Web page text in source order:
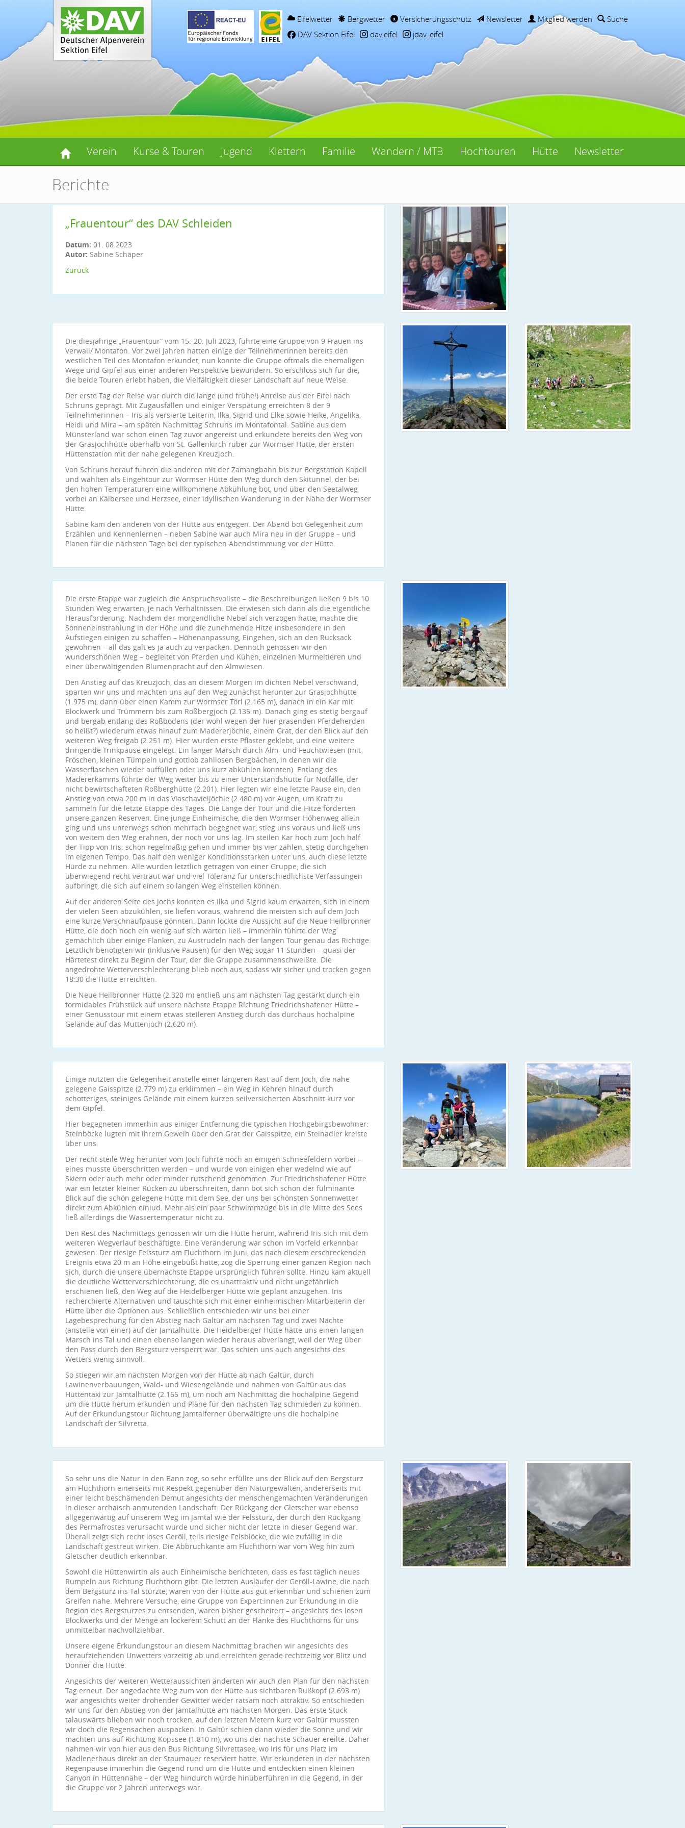
Eifelwetter Bergwetter Versicherungsschutz Newsletter Mitglied werden
Suche
DAV Sektion Eifel
dav.eifel jdav_eifel
Verein Kurse & Touren Jugend Klettern Familie Wandern / MTB Hochtouren Hütte Newsletter
Berichte
„Frauentour“ des DAV Schleiden
Datum: 01. 08 2023
Autor: Sabine Schäper
Zurück
Die diesjährige „Frauentour“ vom 15.-20. Juli 2023, führte eine Gruppe von 9 Frauen ins
Verwall/ Montafon. Vor zwei Jahren hatten einige der Teilnehmerinnen bereits den
westlichen Teil des Montafon erkundet, nun konnte die Gruppe oftmals die ehemaligen
Wege und Gipfel aus einer anderen Perspektive bewundern. So erschloss sich für die,
die beide Touren erlebt haben, die Vielfältigkeit dieser Landschaft auf neue Weise.
Der erste Tag der Reise war durch die lange (und frühe!) Anreise aus der Eifel nach
Schruns geprägt. Mit Zugausfällen und einiger Verspätung erreichten 8 der 9
Teilnehmerinnen – Iris als versierte Leiterin, Ilka, Sigrid und Elke sowie Heike, Angelika,
Heidi und Mira – am späten Nachmittag Schruns im Montafontal. Sabine aus dem
Münsterland war schon einen Tag zuvor angereist und erkundete bereits den Weg von
der Grasjochhütte oberhalb von St. Gallenkirch rüber zur Wormser Hütte, der ersten
Hüttenstation mit der nahe gelegenen Kreuzjoch.
Von Schruns herauf fuhren die anderen mit der Zamangbahn bis zur Bergstation Kapell
und wählten als Eingehtour zur Wormser Hütte den Weg durch den Skitunnel, der bei
den hohen Temperaturen eine willkommene Abkühlung bot, und über den Seetalweg
vorbei an Kälbersee und Herzsee, einer idyllischen Wanderung in der Nähe der Wormser
Hütte.
Sabine kam den anderen von der Hütte aus entgegen. Der Abend bot Gelegenheit zum
Erzählen und Kennenlernen – neben Sabine war auch Mira neu in der Gruppe – und
Planen für die nächsten Tage bei der typischen Abendstimmung vor der Hütte.
Die erste Etappe war zugleich die Anspruchsvollste – die Beschreibungen ließen 9 bis 10
Stunden Weg erwarten, je nach Verhältnissen. Die erwiesen sich dann als die eigentliche
Herausforderung. Nachdem der morgendliche Nebel sich verzogen hatte, machte die
Sonneneinstrahlung in der Höhe und die zunehmende Hitze insbesondere in den
Aufstiegen einigen zu schaffen – Höhenanpassung, Eingehen, sich an den Rucksack
gewöhnen – all das galt es ja auch zu verpacken. Dennoch genossen wir den
wunderschönen Weg – begleitet von Pferden und Kühen, einzelnen Murmeltieren und
einer überwältigenden Blumenpracht auf den Almwiesen.
Den Anstieg auf das Kreuzjoch, das an diesem Morgen im dichten Nebel verschwand,
sparten wir uns und machten uns auf den Weg zunächst herunter zur Grasjochhütte
(1.975 m), dann über einen Kamm zur Wormser Törl (2.165 m), danach in ein Kar mit
Blockwerk und Trümmern bis zum Roßbergjoch (2.135 m). Danach ging es stetig bergauf
und bergab entlang des Roßbodens (der wohl wegen der hier grasenden Pferdeherden
so heißt?) wiederum etwas hinauf zum Madererjöchle, einem Grat, der den Blick auf den
weiteren Weg freigab (2.251 m). Hier wurden erste Pflaster geklebt, und eine weitere
dringende Trinkpause eingelegt. Ein langer Marsch durch Alm- und Feuchtwiesen (mit
Fröschen, kleinen Tümpeln und gottlob zahllosen Bergbächen, in denen wir die
Wasserflaschen wieder auffüllen oder uns kurz abkühlen konnten). Entlang des
Madererkamms führte der Weg weiter bis zu einer Unterstandshütte für Notfälle, der
nicht bewirtschafteten Roßberghütte (2.201). Hier legten wir eine letzte Pause ein, den
Anstieg von etwa 200 m in das Viaschavieljöchle (2.480 m) vor Augen, um Kraft zu
sammeln für die letzte Etappe des Tages. Die Länge der Tour und die Hitze forderten
unsere ganzen Reserven. Eine junge Einheimische, die den Wormser Höhenweg allein
ging und uns unterwegs schon mehrfach begegnet war, stieg uns voraus und ließ uns
von weitem den Weg erahnen, der noch vor uns lag. Im steilen Kar hoch zum Joch half
der Tipp von Iris: schön regelmäßig gehen und immer bis vier zählen, stetig durchgehen
im eigenen Tempo. Das half den weniger Konditionsstarken unter uns, auch diese letzte
Hürde zu nehmen. Alle wurden letztlich getragen von einer Gruppe, die sich
überwiegend recht vertraut war und viel Toleranz für unterschiedlichste Verfassungen
aufbringt, die sich auf einem so langen Weg einstellen können.
Auf der anderen Seite des Jochs konnten es Ilka und Sigrid kaum erwarten, sich in einem
der vielen Seen abzukühlen, sie liefen voraus, während die meisten sich auf dem Joch
eine kurze Verschnaufpause gönnten. Dann lockte die Aussicht auf die Neue Heilbronner
Hütte, die doch noch ein wenig auf sich warten ließ – immerhin führte der Weg
gemächlich über einige Flanken, zu Austrudeln nach der langen Tour genau das Richtige.
Letztlich benötigten wir (inklusive Pausen) für den Weg sogar 11 Stunden – quasi der
Härtetest direkt zu Beginn der Tour, der die Gruppe zusammenschweißte. Die
angedrohte Wetterverschlechterung blieb noch aus, sodass wir sicher und trocken gegen
18:30 die Hütte erreichten.
Die Neue Heilbronner Hütte (2.320 m) entließ uns am nächsten Tag gestärkt durch ein
formidables Frühstück auf unsere nächste Etappe Richtung Friedrichshafener Hütte –
einer Genusstour mit einem etwas steileren Anstieg durch das durchaus hochalpine
Gelände auf das Muttenjoch (2.620 m).
Einige nutzten die Gelegenheit anstelle einer längeren Rast auf dem Joch, die nahe
gelegene Gaisspitze (2.779 m) zu erklimmen – ein Weg in Kehren hinauf durch
schotteriges, steiniges Gelände mit einem kurzen seilversicherten Abschnitt kurz vor
dem Gipfel.
Hier begegneten immerhin aus einiger Entfernung die typischen Hochgebirgsbewohner:
Steinböcke lugten mit ihrem Geweih über den Grat der Gaisspitze, ein Steinadler kreiste
über uns.
Der recht steile Weg herunter vom Joch führte noch an einigen Schneefeldern vorbei –
eines musste überschritten werden – und wurde von einigen eher wedelnd wie auf
Skiern oder auch mehr oder minder rutschend genommen. Zur Friedrichshafener Hütte
war ein letzter kleiner Rücken zu überschreiten, dann bot sich schon der fulminante
Blick auf die schön gelegene Hütte mit dem See, der uns bei schönsten Sonnenwetter
direkt zum Abkühlen einlud. Mehr als ein paar Schwimmzüge bis in die Mitte des Sees
ließ allerdings die Wassertemperatur nicht zu.
Den Rest des Nachmittags genossen wir um die Hütte herum, während Iris sich mit dem
weiteren Wegverlauf beschäftigte. Eine Veränderung war schon im Vorfeld erkennbar
gewesen: Der riesige Felssturz am Fluchthorn im Juni, das nach diesem erschreckenden
Ereignis etwa 20 m an Höhe eingebüßt hatte, zog die Sperrung einer ganzen Region nach
sich, durch die unsere übernächste Etappe ursprünglich führen sollte. Hinzu kam aktuell
die deutliche Wetterverschlechterung, die es unattraktiv und nicht ungefährlich
erschienen ließ, den Weg auf die Heidelberger Hütte wie geplant anzugehen. Iris
recherchierte Alternativen und tauschte sich mit einer einheimischen Mitarbeiterin der
Hütte über die Optionen aus. Schließlich entschieden wir uns bei einer
Lagebesprechung für den Abstieg nach Galtür am nächsten Tag und zwei Nächte
(anstelle von einer) auf der Jamtalhütte. Die Heidelberger Hütte hätte uns einen langen
Marsch ins Tal und einen ebenso langen wieder heraus abverlangt, weil der Weg über
den Pass durch den Bergsturz versperrt war. Das schien uns auch angesichts des
Wetters wenig sinnvoll.
So stiegen wir am nächsten Morgen von der Hütte ab nach Galtür, durch
Lawinenverbauungen, Wald- und Wiesengelände und nahmen von Galtür aus das
Hüttentaxi zur Jamtalhütte (2.165 m), um noch am Nachmittag die hochalpine Gegend
um die Hütte herum erkunden und Pläne für den nächsten Tag schmieden zu können.
Auf der Erkundungstour Richtung Jamtalferner überwältigte uns die hochalpine
Landschaft der Silvretta.
So sehr uns die Natur in den Bann zog, so sehr erfüllte uns der Blick auf den Bergsturz
am Fluchthorn einerseits mit Respekt gegenüber den Naturgewalten, andererseits mit
einer leicht beschämenden Demut angesichts der menschengemachten Veränderungen
in dieser archaisch anmutenden Landschaft: Der Rückgang der Gletscher war ebenso
allgegenwärtig auf unserem Weg im Jamtal wie der Felssturz, der durch den Rückgang
des Permafrostes verursacht wurde und sicher nicht der letzte in dieser Gegend war.
Überall zeigt sich recht loses Geröll, teils riesige Felsblöcke, die wie zufällig in die
Landschaft gestreut wirken. Die Abbruchkante am Fluchthorn war vom Weg hin zum
Gletscher deutlich erkennbar.
Sowohl die Hüttenwirtin als auch Einheimische berichteten, dass es fast täglich neues
Rumpeln aus Richtung Fluchthorn gibt. Die letzten Ausläufer der Geröll-Lawine, die nach
dem Bergsturz ins Tal stürzte, waren von der Hütte aus gut erkennbar und schienen zum
Greifen nahe. Mehrere Versuche, eine Gruppe von Expert:innen zur Erkundung in die
Region des Bergsturzes zu entsenden, waren bisher gescheitert – angesichts des losen
Blockwerks und der Menge an lockerem Schutt an der Flanke des Fluchthorns für uns
unmittelbar nachvollziehbar.
Unsere eigene Erkundungstour an diesem Nachmittag brachen wir angesichts des
heraufziehenden Unwetters vorzeitig ab und erreichten gerade rechtzeitig vor Blitz und
Donner die Hütte.
Angesichts der weiteren Wetteraussichten änderten wir auch den Plan für den nächsten
Tag erneut. Der angedachte Weg zum von der Hütte aus sichtbaren Rußkopf (2.693 m)
war angesichts weiter drohender Gewitter weder ratsam noch attraktiv. So entschieden
wir uns für den Abstieg von der Jamtalhütte am nächsten Morgen. Das erste Stück
talauswärts blieben wir noch trocken, auf den letzten Metern kurz vor Galtür mussten
wir doch die Regensachen auspacken. In Galtür schien dann wieder die Sonne und wir
machten uns auf Richtung Kopssee (1.810 m), wo uns der nächste Schauer ereilte. Daher
nahmen wir von hier aus den Bus Richtung Silvrettasee, wo Iris für uns Platz im
Madlenerhaus direkt an der Staumauer reserviert hatte. Wir erkundeten in der nächsten
Regenpause immerhin die Gegend rund um die Hütte und entdeckten einen kleinen
Canyon in Hüttennähe – der Weg hindurch würde hinüberführen in die Gegend, in der
die Gruppe vor 2 Jahren unterwegs war.